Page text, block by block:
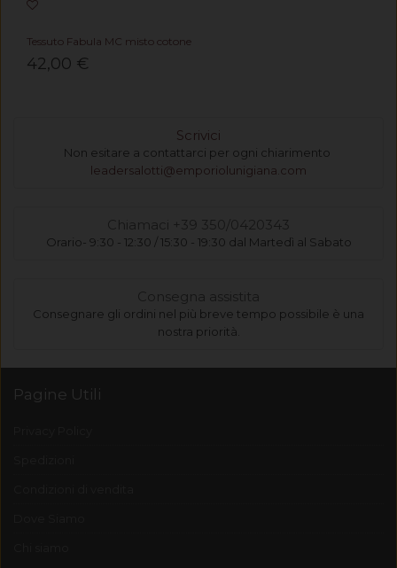
Tessuto Fabula MC misto cotone
42,00 €
Scrivici
Non esitare a contattarci per ogni chiarimento
leadersalotti@emporiolunigiana.com
Chiamaci +39 350/0420343
Orario- 9:30 - 12:30 / 15:30 - 19:30 dal Martedì al Sabato
Consegna assistita
Consegnare gli ordini nel più breve tempo possibile è una
nostra priorità.
Pagine Utili